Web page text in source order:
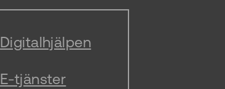
Digitalhjälpen
E-tjänster